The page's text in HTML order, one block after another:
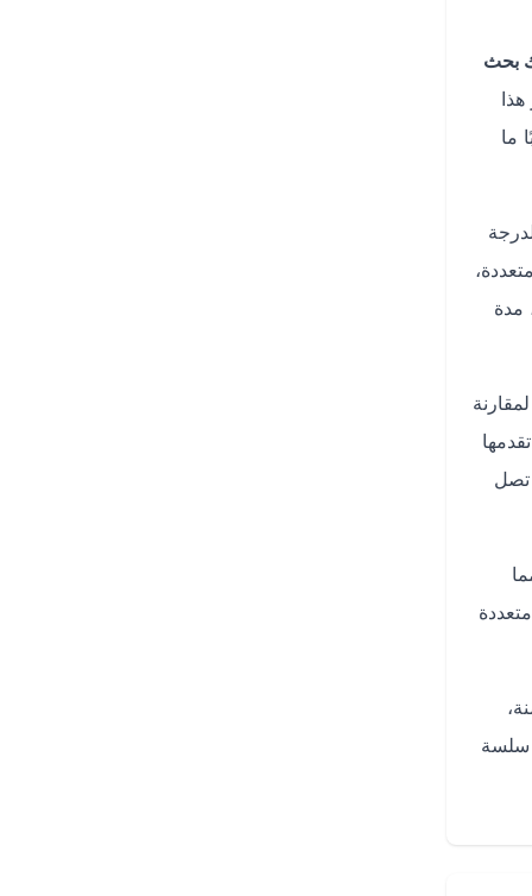
بحث
ما
مدة
تصل
سلسة